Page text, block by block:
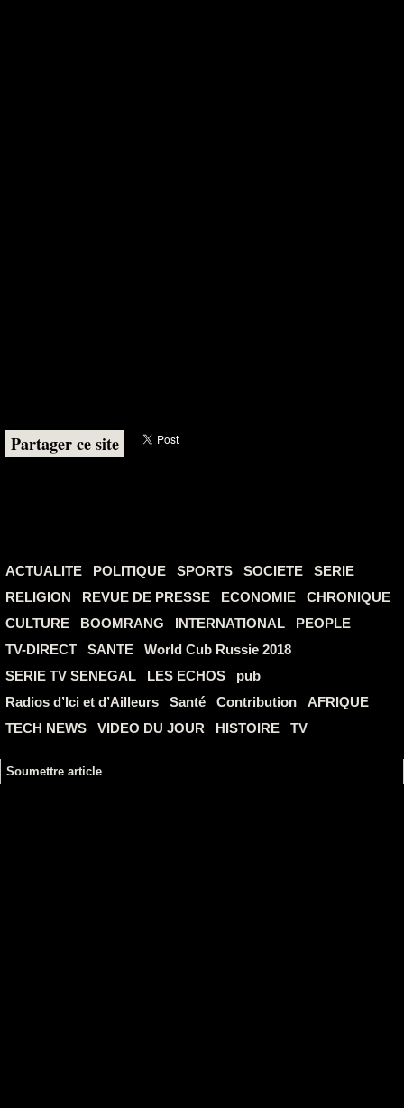
Partager ce site
ACTUALITE POLITIQUE SPORTS SOCIETE
SERIE
RELIGION
REVUE DE PRESSE ECONOMIE
CHRONIQUE
CULTURE
BOOMRANG INTERNATIONAL
PEOPLE
TV-DIRECT
SANTE
World Cub Russie 2018
SERIE TV SENEGAL
LES ECHOS
pub
Radios d’Ici et d’Ailleurs
Santé Contribution
AFRIQUE
TECH NEWS
VIDEO DU JOUR HISTOIRE TV
Soumettre article